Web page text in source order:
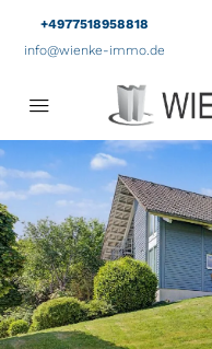
+4977518958818
info@wienke-immo.de